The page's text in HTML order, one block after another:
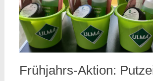
Frühjahrs-Aktion: